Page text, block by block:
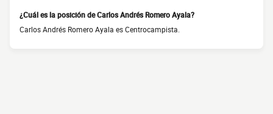
¿Cuál es la posición de Carlos Andrés Romero Ayala?
Carlos Andrés Romero Ayala es Centrocampista.